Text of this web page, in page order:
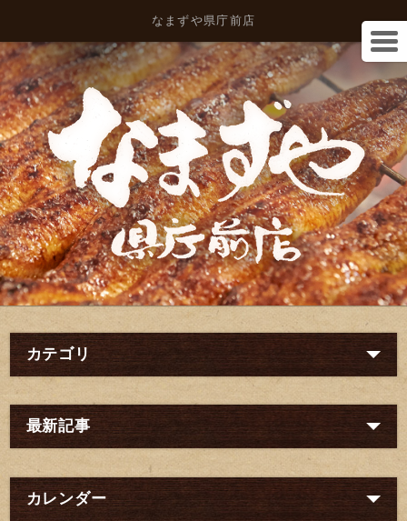
なまずや県庁前店
カテゴリ
最新記事
カレンダー